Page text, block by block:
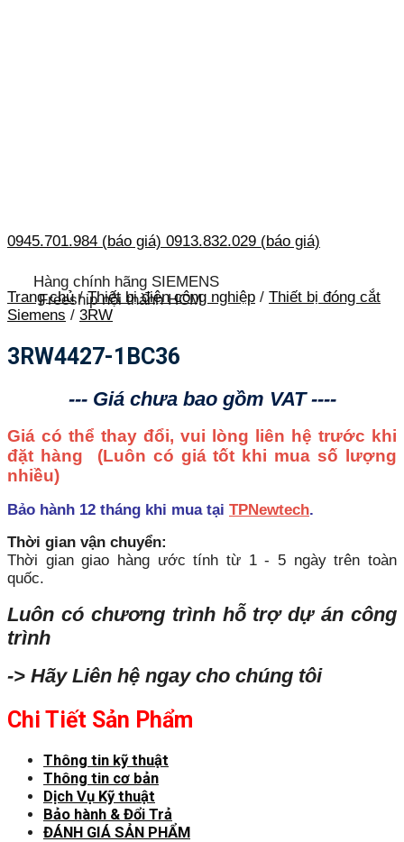
0945.701.984 (báo giá) 0913.832.029 (báo giá)
Hàng chính hãng SIEMENS
Freeship nội thành HCM
Trang chủ / Thiết bị điện công nghiệp / Thiết bị đóng cắt
Siemens / 3RW
3RW4427-1BC36
--- Giá chưa bao gồm VAT ----
Giá có thể thay đổi, vui lòng liên hệ trước khi
đặt hàng (Luôn có giá tốt khi mua số lượng
nhiều)
Bảo hành 12 tháng khi mua tại TPNewtech.
Thời gian vận chuyển:
Thời gian giao hàng ước tính từ 1 - 5 ngày trên toàn
quốc.
Luôn có chương trình hỗ trợ dự án công
trình
-> Hãy Liên hệ ngay cho chúng tôi
Chi Tiết Sản Phẩm
Thông tin kỹ thuật
Thông tin cơ bản
Dịch Vụ Kỹ thuật
Bảo hành & Đổi Trả
ĐÁNH GIÁ SẢN PHẨM